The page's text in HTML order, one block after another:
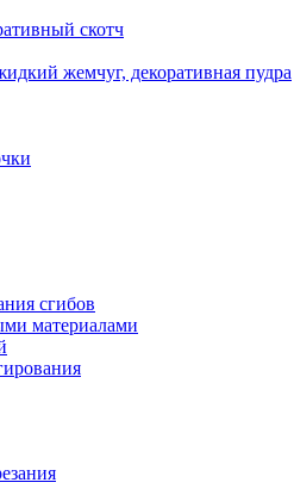
скотч
жемчуг, декоративная пудра
сгибов
материалами